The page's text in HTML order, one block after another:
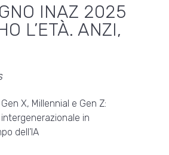
INAZ 2025
L’ETÀ. ANZI,
X, Millennial e Gen Z:
in
dell’IA